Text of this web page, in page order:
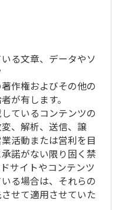
る文章、データやソ
作権およびその他の
が有します。
ているコンテンツの
、解析、送信、譲
活動または営利を目
諾がない限り固く禁
サイトやコンテンツ
る場合は、それらの
せて適用させていた